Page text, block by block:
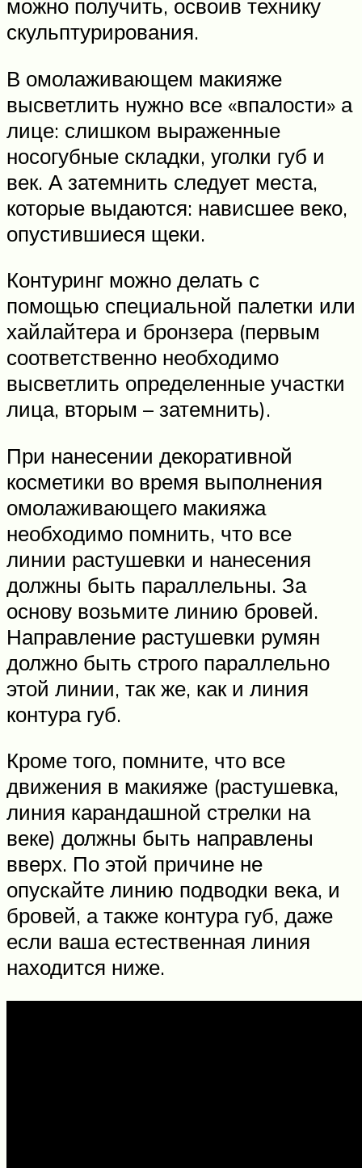
можно получить, освоив технику
скульптурирования.
В омолаживающем макияже
высветлить нужно все «впалости» а
лице: слишком выраженные
носогубные складки, уголки губ и
век. А затемнить следует места,
которые выдаются: нависшее веко,
опустившиеся щеки.
Контуринг можно делать с
помощью специальной палетки или
хайлайтера и бронзера (первым
соответственно необходимо
высветлить определенные участки
лица, вторым – затемнить).
При нанесении декоративной
косметики во время выполнения
омолаживающего макияжа
необходимо помнить, что все
линии растушевки и нанесения
должны быть параллельны. За
основу возьмите линию бровей.
Направление растушевки румян
должно быть строго параллельно
этой линии, так же, как и линия
контура губ.
Кроме того, помните, что все
движения в макияже (растушевка,
линия карандашной стрелки на
веке) должны быть направлены
вверх. По этой причине не
опускайте линию подводки века, и
бровей, а также контура губ, даже
если ваша естественная линия
находится ниже.